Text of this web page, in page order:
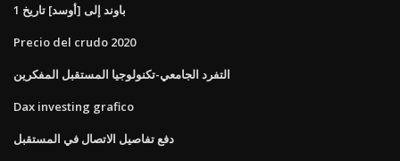
1 باوند إلى [أوسد] تاريخ
Precio del crudo 2020
التفرد الجامعي-تكنولوجيا المستقبل المفكرين
Dax investing grafico
دفع تفاصيل الاتصال في المستقبل